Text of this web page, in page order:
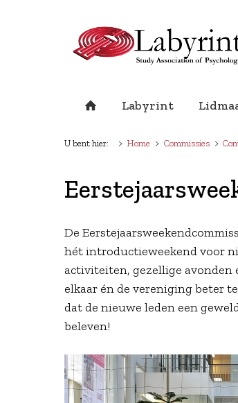
Labyrint
U bent hier: Home Commissies
De
hét introductieweekend voor
activiteiten, gezellige avonden
elkaar én de vereniging beter
dat de nieuwe leden een
beleven!